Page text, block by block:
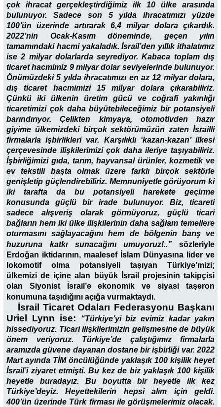
çok ihracat gerçekleştirdiğimiz ilk 10 ülke arasında
bulunuyor. Sadece son 5 yılda ihracatımızı yüzde
100’ün üzerinde artırarak 6,4 milyar dolara çıkardık.
2022’nin Ocak-Kasım döneminde, geçen yılın
tamamındaki hacmi yakaladık. İsrail’den yıllık ithalatımız
ise 2 milyar dolarlarda seyrediyor. Kabaca toplam dış
ticaret hacmimiz 9 milyar dolar seviyelerinde bulunuyor.
Önümüzdeki 5 yılda ihracatımızı en az 12 milyar dolara,
dış ticaret hacmimizi 15 milyar dolara çıkarabiliriz.
Çünkü iki ülkenin üretim gücü ve coğrafi yakınlığı
ticaretimizi çok daha büyütebileceğimiz bir potansiyeli
barındırıyor. Çelikten kimyaya, otomotivden hazır
giyime ülkemizdeki birçok sektörümüzün zaten İsrailli
firmalarla işbirlikleri var. Karşılıklı ‘kazan-kazan’ ilkesi
çerçevesinde ilişkilerimizi çok daha ileriye taşıyabiliriz.
İşbirliğimizi gıda, tarım, hayvansal ürünler, kozmetik ve
ev tekstili başta olmak üzere farklı birçok sektörle
genişletip güçlendirebiliriz. Memnuniyetle görüyorum ki
iki tarafta da bu potansiyeli harekete geçirme
konusunda güçlü bir irade bulunuyor. Biz, ticareti
sadece alışveriş olarak görmüyoruz, güçlü ticari
bağların hem iki ülke ilişkilerinin daha sağlam temellere
oturmasını sağlayacağını hem de bölgenin barış ve
huzuruna katkı sunacağını umuyoruz!..” sözleriyle
Erdoğan iktidarının, maalesef İslam Dünyasına lider ve
lokomotif olma potansiyeli taşıyan Türkiye’mizi;
ülkemizi de içine alan büyük İsrail projesinin takipçisi
olan Siyonist İsrail’e ekonomik ve siyasi taşeron
konumuna taşıdığını açığa vurmaktaydı.
İsrail Ticaret Odaları Federasyonu Başkanı
Uriel Lynn ise:
“Türkiye’yi biz evimiz kadar yakın
hissediyoruz. Ticari ilişkilerimizin gelişmesine de büyük
önem veriyoruz. Türkiye’de çalıştığımız firmalarla
aramızda güvene dayanan dostane bir işbirliği var. 2022
Mart ayında TİM öncülüğünde yaklaşık 100 kişilik heyet
İsrail’i ziyaret etmişti. Bu kez de biz yaklaşık 100 kişilik
heyetle buradayız. Bu boyutta bir heyetle ilk kez
Türkiye’deyiz. Heyettekilerin hepsi alım için geldi.
400’ün üzerinde Türk firması ile görüşmelerimiz olacak.